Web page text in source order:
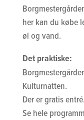
her kan du købe
øl og vand.
Det praktiske:
Kulturnatten.
Der er gratis entré.
Se hele